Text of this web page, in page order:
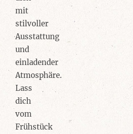
mit
stilvoller
Ausstattung
und
einladender
Atmosphäre.
Lass
dich
vom
Frühstück